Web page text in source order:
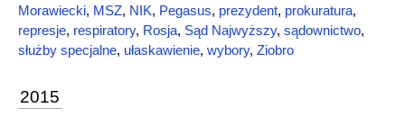
Morawiecki, MSZ, NIK, Pegasus, prezydent, prokuratura,
represje, respiratory, Rosja, Sąd Najwyższy, sądownictwo,
służby specjalne, ułaskawienie, wybory, Ziobro
2015